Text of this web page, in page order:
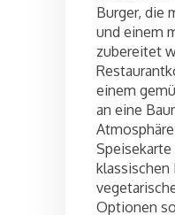
Burger, die
und einem
zubereitet
einem
an eine
klassischen
Optionen